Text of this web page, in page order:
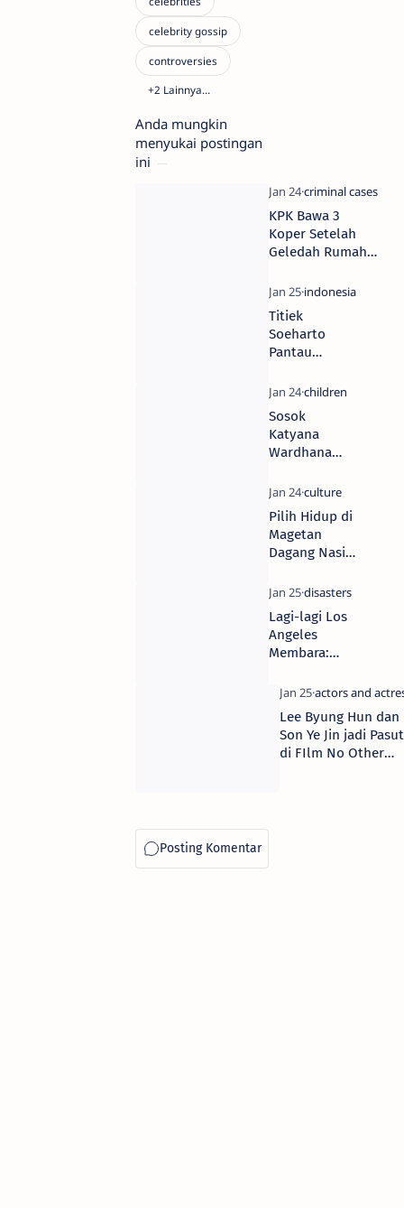
Anda mungkin
menyukai postingan
ini
KPK Bawa 3
Koper Setelah
Geledah Rumah
Jokowi
Titiek
Soeharto
Pantau
Pagar
Laut,Rocky
Gerung:
Sinyal
Prabowo-
Nyambung
Lagi
Sosok
Katyana
Wardhana
Katrina
Wardhana
Anak
Widiyanti
Putri
Dinikahi
Anak
Pengusaha
Pilih Hidup di
Magetan
Dagang Nasi
Bajaj Bantah
Tudingan
Bangkrut,
Ogah
Tenggelam di
Entertainment
Lagi-lagi Los
Angeles
Membara:
“Hughes”
Ribuan
Warga
Dievakuasi
Lee Byung Hun dan
Son Ye Jin jadi
di FIlm No Other